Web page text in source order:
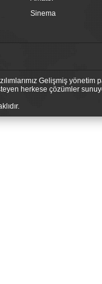
Sinema
Gelişmiş
herkese çözümler